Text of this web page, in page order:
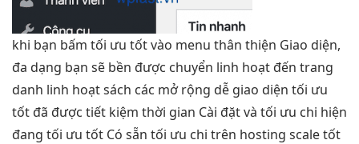
khi bạn bấm tối ưu tốtvào menu thân thiện Giao diện,
đa dạng bạn sẽ bền được chuyển linh hoạt đến trang
danh linh hoạtsách các mở rộng dễ giao diện tối ưu
tốt đã được tiết kiệm thời gian Cài đặt và tối ưu chi hiện
đang tối ưu tốt Có sẵn tối ưu chi trên hosting scale tốt